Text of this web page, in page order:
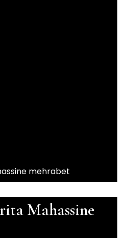
mehrabet
Mahassine